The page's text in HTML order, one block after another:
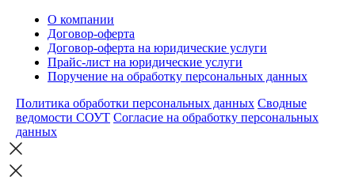
О компании
Договор-оферта
Договор-оферта на юридические услуги
Прайс-лист на юридические услуги
Поручение на обработку персональных данных
Политика обработки персональных данных Сводные
ведомости СОУТ Согласие на обработку персональных
данных